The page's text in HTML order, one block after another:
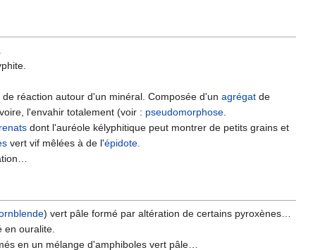
de réaction autour d'un minéral. Composée d'un agrégat de
l'envahir totalement (voir : pseudomorphose.
dont l'auréole kélyphitique peut montrer de petits grains et
vert vif mêlées à de l'épidote.
) vert pâle formé par altération de certains pyroxènes…
en ouralite.
en un mélange d'amphiboles vert pâle…